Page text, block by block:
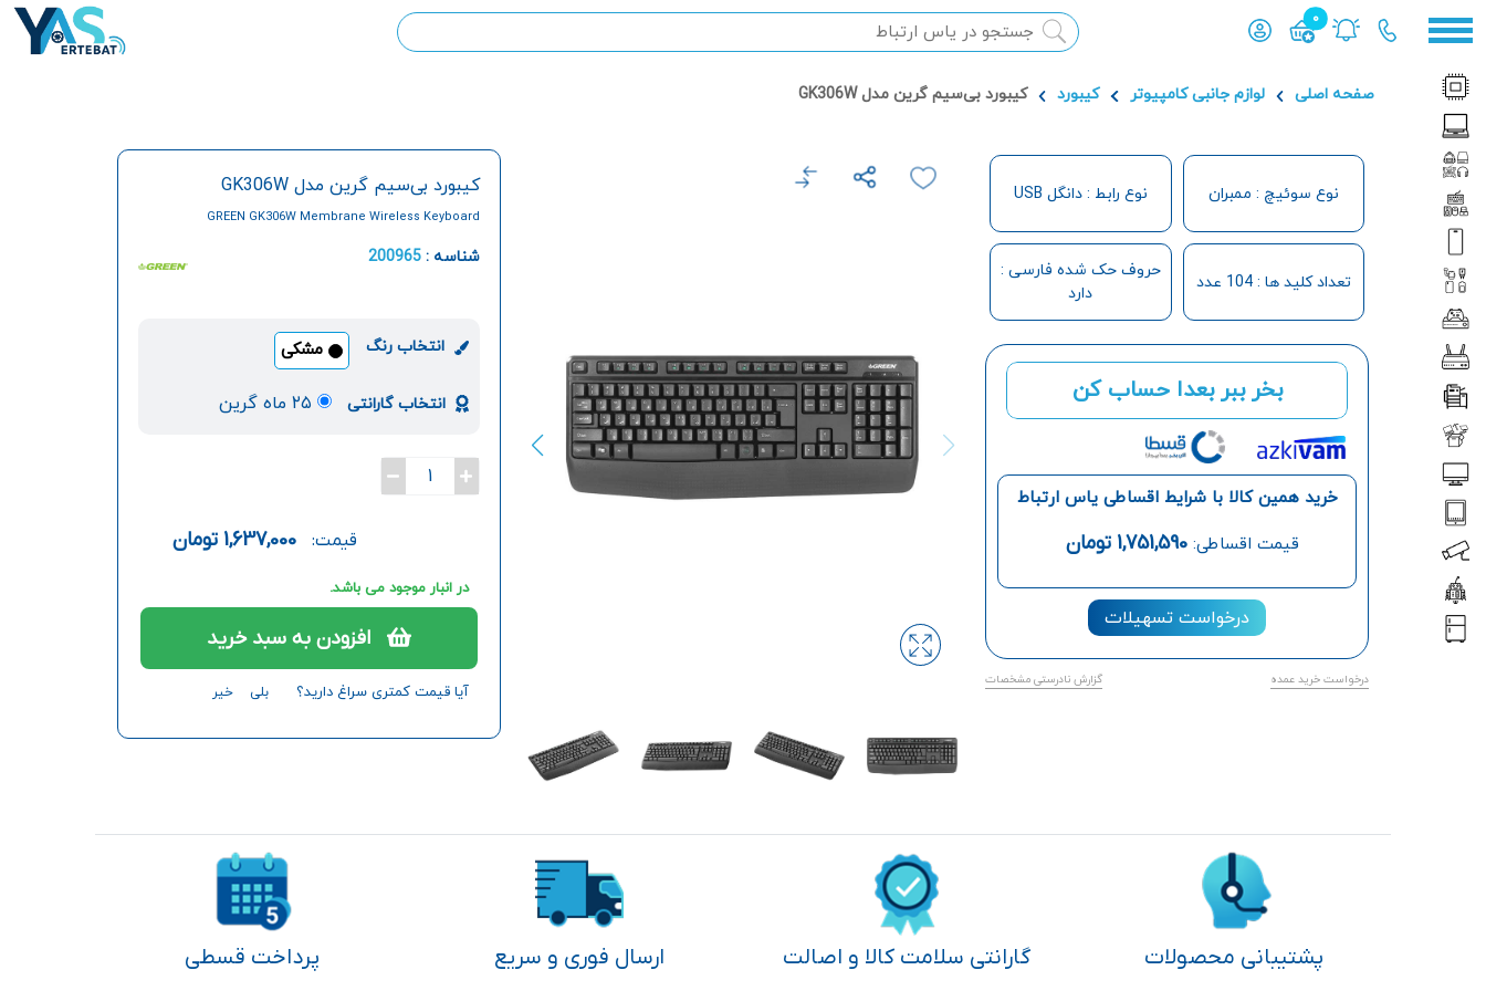
0
محصول افزوده شده به سبد
صفحه اصلی لوازم جانبی کامپیوتر کیبورد کیبورد بی‌سیم گرین مدل GK306W
نوع سوئیچ : ممبران نوع رابط : دانگل USB
تعداد کلید ها : 104 عدد
حروف حک شده فارسی :
دارد
بخر ببر بعدا حساب کن
خرید همین کالا با شرایط اقساطی یاس ارتباط
قیمت اقساطی: 1,751,590 تومان
درخواست تسهیلات
درخواست خرید عمده گزارش نادرستی مشخصات
کیبورد بی‌سیم گرین مدل GK306W
GREEN GK306W Membrane Wireless Keyboard
شناسه :200965
انتخاب رنگ مشکی
انتخاب گارانتی ۲۵ ماه گرین
1
قیمت: 1,637,000 تومان
در انبار موجود می باشد.
افزودن به سبد خرید
آیا قیمت کمتری سراغ دارید؟ بلی خیر
پشتیبانی محصولات گارانتی سلامت کالا و اصالت ارسال فوری و سریع پرداخت قسطی